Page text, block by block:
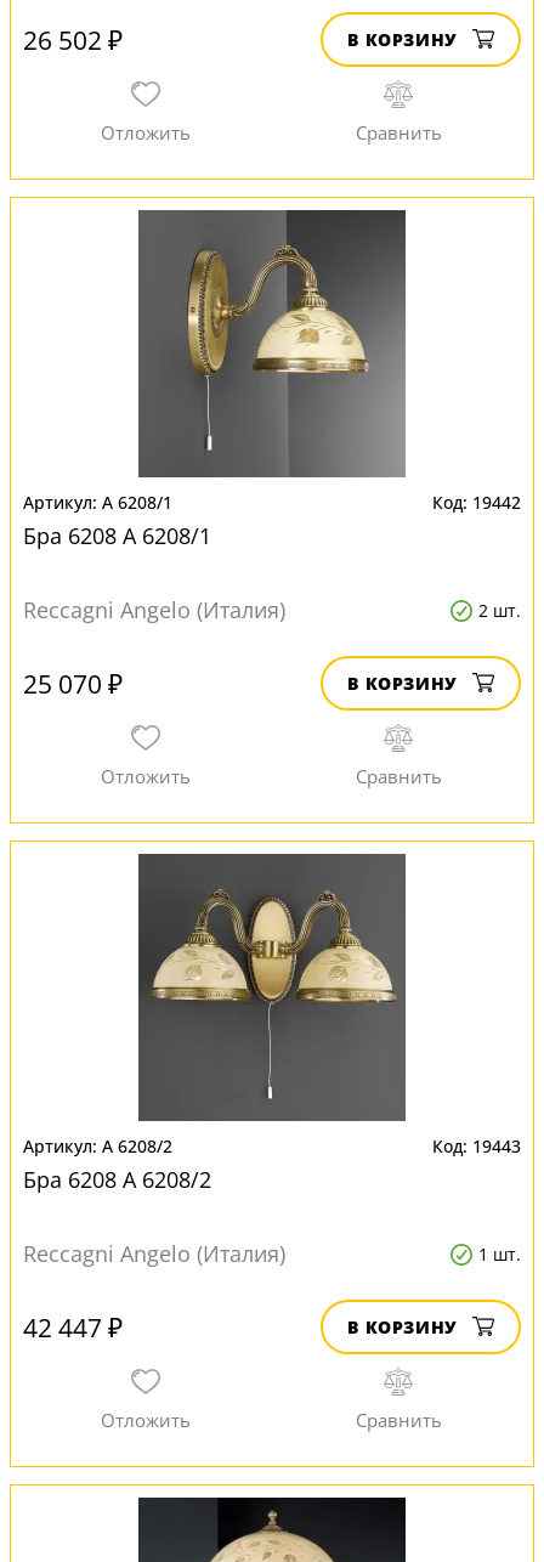
26 502 ₽ В КОРЗИНУ
A 6208/1 19442
Бра 6208 A 6208/1
Reccagni Angelo (Италия) 2 шт.
25 070 ₽ В КОРЗИНУ
A 6208/2 19443
Бра 6208 A 6208/2
Reccagni Angelo (Италия) 1 шт.
42 447 ₽ В КОРЗИНУ